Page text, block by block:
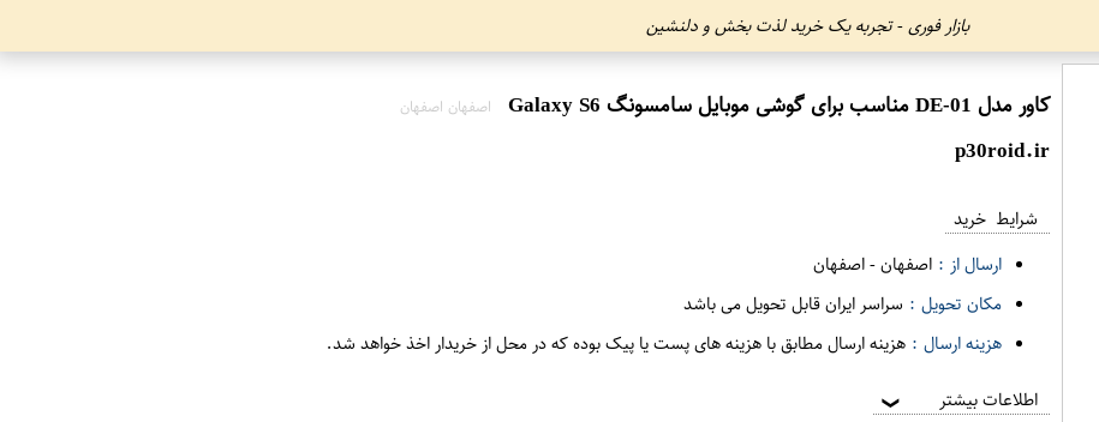
بازار فوری - تجربه یک خرید لذت بخش و دلنشین
کاور مدل DE-01 مناسب برای گوشی موبایل سامسونگ Galaxy S6 اصفهان اصفهان
p30roid.ir
شرایط خرید
ارسال از : اصفهان-اصفهان
مکان تحویل : سراسر ایران قابل تحویل می باشد
هزینه ارسال : هزینه ارسال مطابق با هزینه های پست یا پیک بوده که در محل از خریدار اخذ خواهد شد.
اطلاعات بیشتر ❯